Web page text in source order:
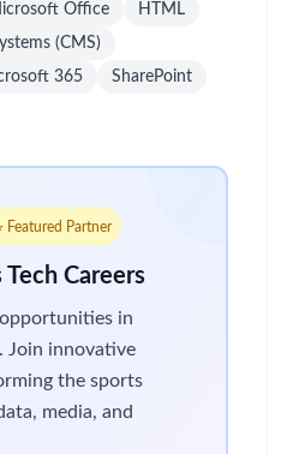
Office
HTML
(CMS)
365
SharePoint
Featured Partner
Tech Careers
in
Join innovative
the sports
media, and